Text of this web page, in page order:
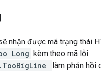
nhận được mã trạng thái
Long kèm theo mã lỗi
làm phản hồi